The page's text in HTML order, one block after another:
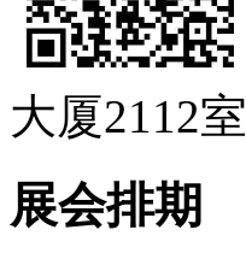
大厦2112室
展会排期